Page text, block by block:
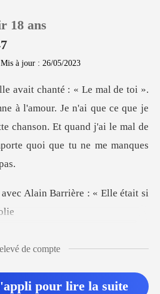
0
18 ans
Mis à jour : 26/05/2023
amour. Je n'ai que ce que je
chanson. Et quand j'ai le mal
lain Barrière : « Elle était s
de compte
pour lire la suite